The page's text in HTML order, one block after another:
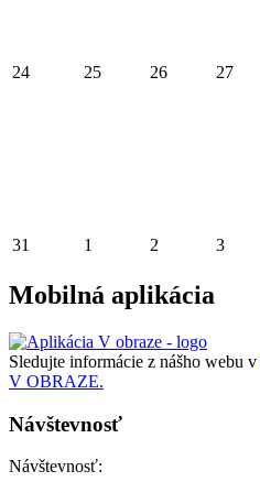
24 25 26 27
31
1 2 3
Mobilná aplikácia
Sledujte informácie z nášho webu v
V OBRAZE.
Návštevnosť
Návštevnosť: